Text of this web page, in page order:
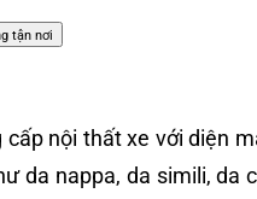
tận nơi
nội thất xe với diện
da nappa, da simili,